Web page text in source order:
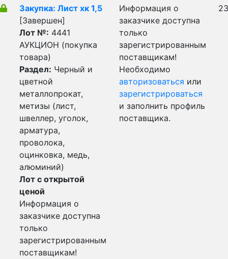
Закупка: Лист хк 1,5
[Завершен]
Лот №: 4441
АУКЦИОН (покупка
товара)
Раздел: Черный и
цветной
металлопрокат,
метизы (лист,
швеллер, уголок,
арматура,
проволока,
оцинковка, медь,
алюминий)
Лот с открытой
ценой
Информация о
заказчике доступна
только
зарегистрированным
поставщикам!
Информация о
заказчике доступна
только
зарегистрированным
поставщикам!
Необходимо
авторизоваться или
зарегистрироваться
и заполнить профиль
поставщика.